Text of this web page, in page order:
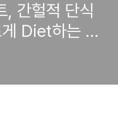
간헐적 단식
Diet하는 방